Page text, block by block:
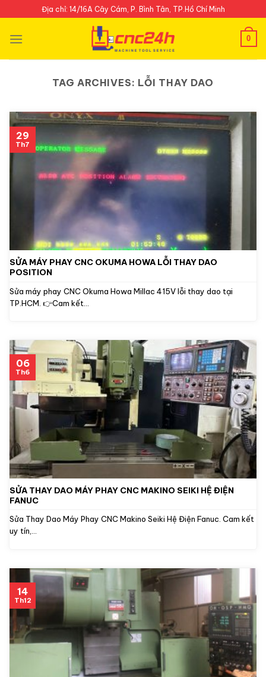
to
content
Địa chỉ: 14/16A Cây Cám, P. Bình Tân, TP.Hồ Chí Minh
0
TAG ARCHIVES: LỖI THAY DAO
SỬA MÁY PHAY CNC OKUMA HOWA LỖI THAY DAO
POSITION
Sửa máy phay CNC Okuma Howa Millac 415V lỗi thay dao tại
TP.HCM. 👉Cam kết...
29
Th7
SỬA THAY DAO MÁY PHAY CNC MAKINO SEIKI HỆ ĐIỆN
FANUC
Sửa Thay Dao Máy Phay CNC Makino Seiki Hệ Điện Fanuc. Cam kết
uy tín,...
06
Th6
14
Th12